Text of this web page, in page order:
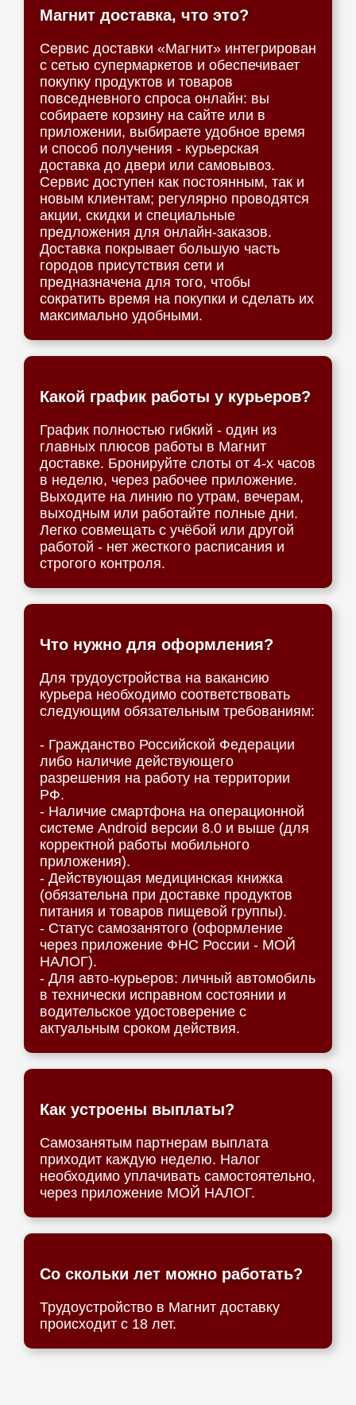
Магнит доставка, что это?
Сервис доставки «Магнит» интегрирован
с сетью супермаркетов и обеспечивает
покупку продуктов и товаров
повседневного спроса онлайн: вы
собираете корзину на сайте или в
приложении, выбираете удобное время
и способ получения - курьерская
доставка до двери или самовывоз.
Сервис доступен как постоянным, так и
новым клиентам; регулярно проводятся
акции, скидки и специальные
предложения для онлайн-заказов.
Доставка покрывает большую часть
городов присутствия сети и
предназначена для того, чтобы
сократить время на покупки и сделать их
максимально удобными.
Какой график работы у курьеров?
График полностью гибкий - один из
главных плюсов работы в Магнит
доставке. Бронируйте слоты от 4-х часов
в неделю, через рабочее приложение.
Выходите на линию по утрам, вечерам,
выходным или работайте полные дни.
Легко совмещать с учёбой или другой
работой - нет жесткого расписания и
строгого контроля.
Что нужно для оформления?
Для трудоустройства на вакансию
курьера необходимо соответствовать
следующим обязательным требованиям:
- Гражданство Российской Федерации
либо наличие действующего
разрешения на работу на территории
РФ.
- Наличие смартфона на операционной
системе Android версии 8.0 и выше (для
корректной работы мобильного
приложения).
- Действующая медицинская книжка
(обязательна при доставке продуктов
питания и товаров пищевой группы).
- Статус самозанятого (оформление
через приложение ФНС России - МОЙ
НАЛОГ).
- Для авто-курьеров: личный автомобиль
в технически исправном состоянии и
водительское удостоверение с
актуальным сроком действия.
Как устроены выплаты?
Самозанятым партнерам выплата
приходит каждую неделю. Налог
необходимо уплачивать самостоятельно,
через приложение МОЙ НАЛОГ.
Со скольки лет можно работать?
Трудоустройство в Магнит доставку
происходит с 18 лет.